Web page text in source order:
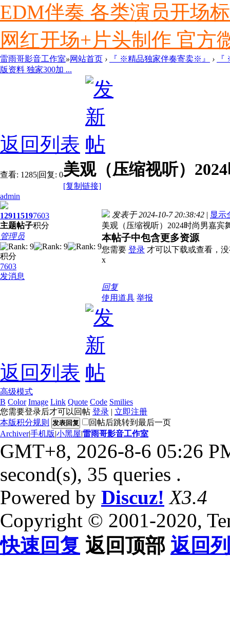
EDM伴奏 各类演员开场
网红开场+片头制作 官方
雷雨哥影音工作室»网站首页 › 『 ※精品独家伴奏寄卖※』 ›
版资料 独家300加 ...
返回列表
查看: 1285|回复: 0美观（压缩视听）
[复制链接]
admin
1291
主题
1519
帖子
7603
积分
管理员
积分
7603
发消息
发表于 2024-10-7 20:38:42 | 显示
美观（压缩视听）2024时尚男嘉宾
本帖子中包含更多资源
您需要 登录 才可以下载或查看，
x
回复
使用道具 举报
返回列表
高级模式
B Color Image Link Quote Code Smilies
您需要登录后才可以回帖 登录 | 立即注册
本版积分规则
发表回复
回帖后跳转到最后一页
Archiver|手机版|小黑屋|雷雨哥影音工作室
GMT+8, 2026-8-6 05:26
second(s), 35 queries .
Powered by Discuz! X3.4
Copyright © 2001-2020,
快速回复 返回顶部 返回